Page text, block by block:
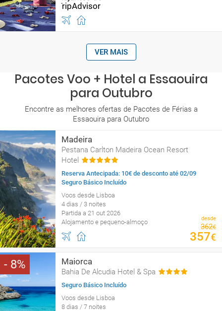
VER MAIS
Pacotes Voo + Hotel a Essaouira
para Outubro
Encontre as melhores ofertas de Pacotes de Férias a
Essaouira para Outubro
Madeira
Pestana Carlton Madeira Ocean Resort
Hotel
Reserva Antecipada: 10€ de desconto até 02/09
Seguro Básico Incluído
Voos desde Lisboa
4 dias / 3 noites
Partida a 21 out 2026
Alojamento e pequeno-almoço
desde
362€
357€
8 Maiorca
Bahia De Alcudia Hotel & Spa
Seguro Básico Incluído
Voos desde Lisboa
8 dias / 7 noites